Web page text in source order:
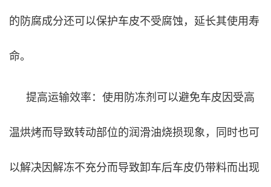
的防腐成分还可以保护车皮不受腐蚀，延长其使用寿
命。
提高运输效率：使用防冻剂可以避免车皮因受高
温烘烤而导致转动部位的润滑油烧损现象，同时也可
以解决因解冻不充分而导致卸车后车皮仍带料而出现